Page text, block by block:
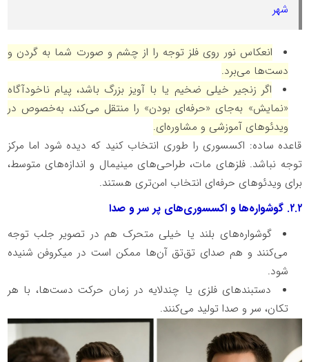
شهر
انعکاس نور روی فلز توجه را از چشم و صورت شما به گردن و
دست‌ها می‌برد.
اگر زنجیر خیلی ضخیم یا با آویز بزرگ باشد، پیام ناخودآگاه
«نمایش» به‌جای «حرفه‌ای بودن» را منتقل می‌کند، به‌خصوص در
ویدئوهای آموزشی و مشاوره‌ای.
قاعده ساده: اکسسوری را طوری انتخاب کنید که دیده شود اما مرکز
توجه نباشد. فلزهای مات، طراحی‌های مینیمال و اندازه‌های متوسط،
برای ویدئوهای حرفه‌ای انتخاب امن‌تری هستند.
۲.۲. گوشواره‌ها و اکسسوری‌های پر سر و صدا
گوشواره‌های بلند یا خیلی متحرک هم در تصویر جلب توجه
می‌کنند و هم صدای تق‌تق آن‌ها ممکن است در میکروفن شنیده
شود.
دستبندهای فلزی یا چندلایه در زمان حرکت دست‌ها، با هر
تکان، سر و صدا تولید می‌کنند.